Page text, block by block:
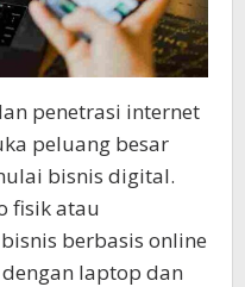
penetrasi internet
peluang besar
bisnis digital.
fisik atau
berbasis online
laptop dan